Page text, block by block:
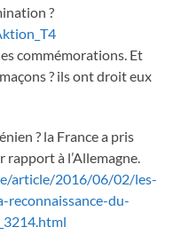
?
commémorations. Et
? ils ont droit eux
? la France a pris
rapport à l’Allemagne.
article/2016/06/02/les-
reconnaissance-du-